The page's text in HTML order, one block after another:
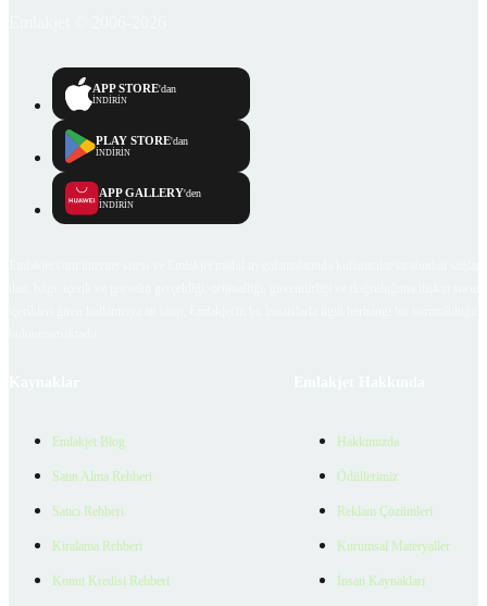
APP STORE'dan
İNDİRİN
PLAY STORE'dan
İNDİRİN
APP GALLERY'den
İNDİRİN
Emlakjet Blog
Satın Alma Rehberi
Satıcı Rehberi
Kiralama Rehberi
Konut Kredisi Rehberi
Hakkımızda
Ödüllerimiz
Reklam Çözümleri
Kurumsal Materyaller
İnsan Kaynakları